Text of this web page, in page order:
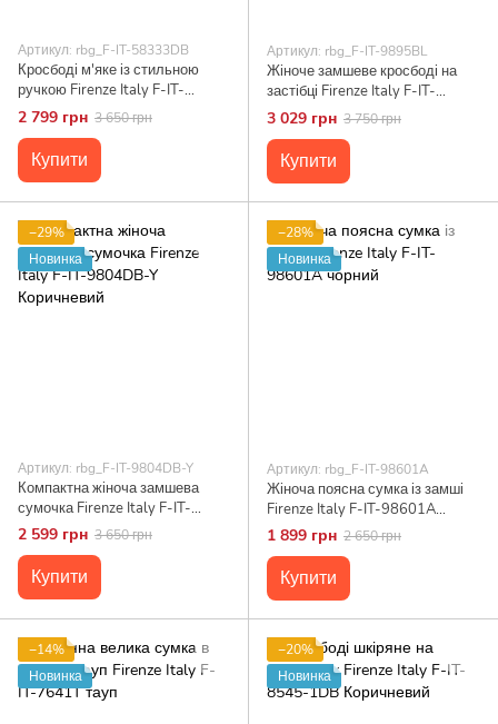
Артикул: rbg_F-IT-58333DB
Кросбоді м'яке із стильною
ручкою Firenze Italy F-IT-
58333DB Коричневий
2 799 грн 3 650 грн
Купити
Артикул: rbg_F-IT-9895BL
Жіноче замшеве кросбоді на
застібці Firenze Italy F-IT-
9895BL Блакитний
3 029 грн 3 750 грн
Купити
−29%
Новинка
Артикул: rbg_F-IT-9804DB-Y
Компактна жіноча замшева
сумочка Firenze Italy F-IT-
9804DB-Y Коричневий
2 599 грн 3 650 грн
Купити
−28%
Новинка
Артикул: rbg_F-IT-98601A
Жіноча поясна сумка із замші
Firenze Italy F-IT-98601A
чорний
1 899 грн 2 650 грн
Купити
−14%
Новинка
−20%
Новинка